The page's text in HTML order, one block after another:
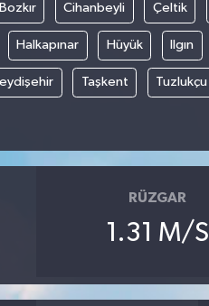
Bozkır Cihanbeyli Çeltik
Halkapınar Hüyük Ilgın
Taşkent Tuzlukçu
RÜZGAR
1.31 M/S